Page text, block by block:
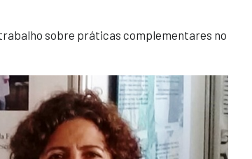
sobre práticas complementares no